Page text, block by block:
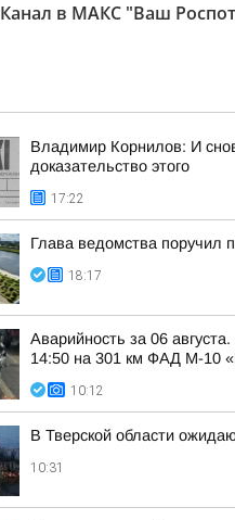
Канал в МАКС "Ваш
Владимир Корнилов: И
доказательство этого
17:22
Глава ведомства поручил
18:17
Аварийность за 06
14:50 на 301 км ФАД М-10
10:12
В Тверской области
10:31